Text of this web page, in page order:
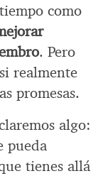
como
. Pero
realmente
promesas.
algo:
pueda
tienes allá